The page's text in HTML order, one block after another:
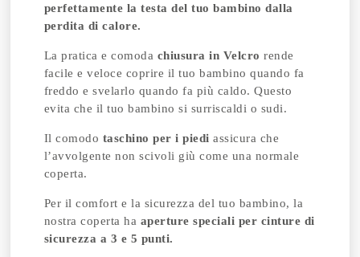
perfettamente la testa del tuo bambino dalla
perdita di calore.
La pratica e comoda chiusura in Velcro rende
facile e veloce coprire il tuo bambino quando fa
freddo e svelarlo quando fa più caldo. Questo
evita che il tuo bambino si surriscaldi o sudi.
Il comodo taschino per i piedi assicura che
l’avvolgente non scivoli giù come una normale
coperta.
Per il comfort e la sicurezza del tuo bambino, la
nostra coperta ha aperture speciali per cinture di
sicurezza a 3 e 5 punti.